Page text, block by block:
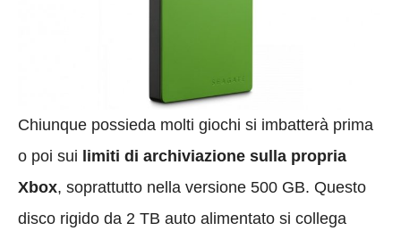
Chiunque possieda molti giochi si imbatterà prima
o poi sui limiti di archiviazione sulla propria
Xbox, soprattutto nella versione 500 GB. Questo
disco rigido da 2 TB auto alimentato si collega